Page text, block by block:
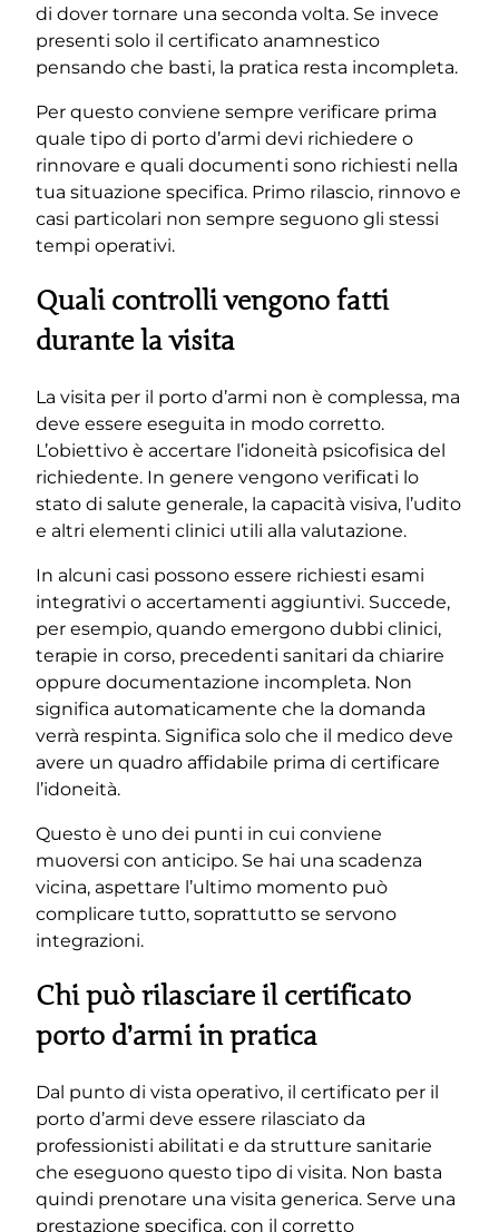
di dover tornare una seconda volta. Se invece
presenti solo il certificato anamnestico
pensando che basti, la pratica resta incompleta.
Per questo conviene sempre verificare prima
quale tipo di porto d’armi devi richiedere o
rinnovare e quali documenti sono richiesti nella
tua situazione specifica. Primo rilascio, rinnovo e
casi particolari non sempre seguono gli stessi
tempi operativi.
Quali controlli vengono fatti
durante la visita
La visita per il porto d’armi non è complessa, ma
deve essere eseguita in modo corretto.
L’obiettivo è accertare l’idoneità psicofisica del
richiedente. In genere vengono verificati lo
stato di salute generale, la capacità visiva, l’udito
e altri elementi clinici utili alla valutazione.
In alcuni casi possono essere richiesti esami
integrativi o accertamenti aggiuntivi. Succede,
per esempio, quando emergono dubbi clinici,
terapie in corso, precedenti sanitari da chiarire
oppure documentazione incompleta. Non
significa automaticamente che la domanda
verrà respinta. Significa solo che il medico deve
avere un quadro affidabile prima di certificare
l’idoneità.
Questo è uno dei punti in cui conviene
muoversi con anticipo. Se hai una scadenza
vicina, aspettare l’ultimo momento può
complicare tutto, soprattutto se servono
integrazioni.
Chi può rilasciare il certificato
porto d’armi in pratica
Dal punto di vista operativo, il certificato per il
porto d’armi deve essere rilasciato da
professionisti abilitati e da strutture sanitarie
che eseguono questo tipo di visita. Non basta
quindi prenotare una visita generica. Serve una
prestazione specifica, con il corretto